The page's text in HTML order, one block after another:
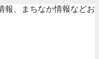
報、まちなか情報などお